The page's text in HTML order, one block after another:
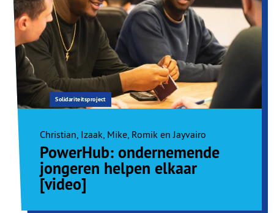
PowerHub: ondernemende
jongeren helpen elkaar
[video]
Christian, Izaak, Mike, Romik en Jayvairo
Solidariteitsproject